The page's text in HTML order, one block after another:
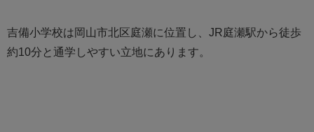
吉備小学校は岡山市北区庭瀬に位置し、JR庭瀬駅から徒歩
約10分と通学しやすい立地にあります。